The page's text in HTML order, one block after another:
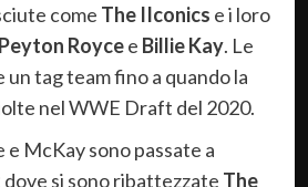
come The IIconics e i loro
Peyton Roycee Billie Kay. Le
tag team fino a quando la
nel WWE Draft del 2020.
e McKay sono passate a
dove si sono ribattezzate The